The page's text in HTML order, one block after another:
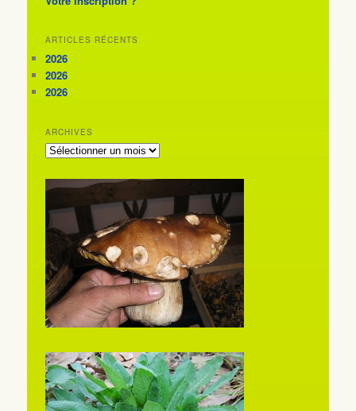
ARTICLES RÉCENTS
2026
2026
2026
ARCHIVES
ARCHIVES